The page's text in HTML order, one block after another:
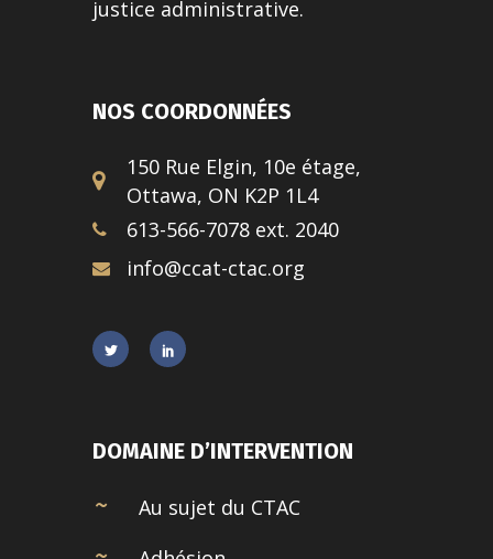
justice administrative.
NOS COORDONNÉES
150 Rue Elgin, 10e étage,
Ottawa, ON K2P 1L4
613-566-7078 ext. 2040
info@ccat-ctac.org
DOMAINE D’INTERVENTION
Au sujet du CTAC